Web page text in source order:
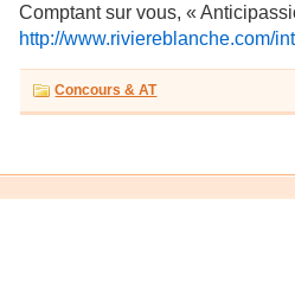
Comptant sur vous, «
http://www.riviereblanche.com/
Concours & AT